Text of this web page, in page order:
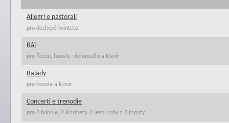
Allegri e pastorali
pro dechové kvinteto
Báj
pro flétnu, housle, violoncello a klavír
Balady
pro housle a klavír
Concerti e trenodie
pro 2 hoboje, 2 klarinety, 2 lesní rohy a 2 fagoty